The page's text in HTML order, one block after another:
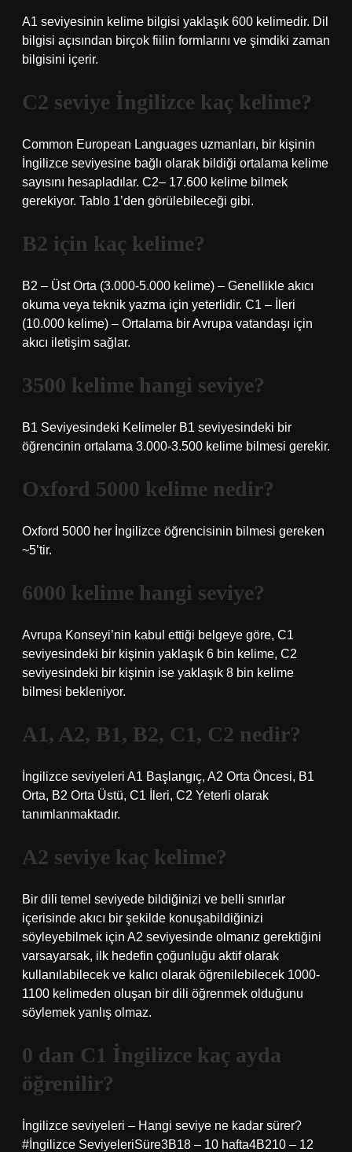
A1 seviyesinin kelime bilgisi yaklaşık 600 kelimedir. Dil
bilgisi açısından birçok fiilin formlarını ve şimdiki zaman
bilgisini içerir.
C2 seviye İngilizce kaç kelime?
Common European Languages ​​uzmanları, bir kişinin
İngilizce seviyesine bağlı olarak bildiği ortalama kelime
sayısını hesapladılar. C2– 17.600 kelime bilmek
gerekiyor. Tablo 1’den görülebileceği gibi.
B2 için kaç kelime?
B2 – Üst Orta (3.000-5.000 kelime) – Genellikle akıcı
okuma veya teknik yazma için yeterlidir. C1 – İleri
(10.000 kelime) – Ortalama bir Avrupa vatandaşı için
akıcı iletişim sağlar.
3500 kelime hangi seviye?
B1 Seviyesindeki Kelimeler B1 seviyesindeki bir
öğrencinin ortalama 3.000-3.500 kelime bilmesi gerekir.
Oxford 5000 kelime nedir?
Oxford 5000 her İngilizce öğrencisinin bilmesi gereken
~5’tir.
6000 kelime hangi seviye?
Avrupa Konseyi’nin kabul ettiği belgeye göre, C1
seviyesindeki bir kişinin yaklaşık 6 bin kelime, C2
seviyesindeki bir kişinin ise yaklaşık 8 bin kelime
bilmesi bekleniyor.
A1, A2, B1, B2, C1, C2 nedir?
İngilizce seviyeleri A1 Başlangıç, A2 Orta Öncesi, B1
Orta, B2 Orta Üstü, C1 İleri, C2 Yeterli olarak
tanımlanmaktadır.
A2 seviye kaç kelime?
Bir dili temel seviyede bildiğinizi ve belli sınırlar
içerisinde akıcı bir şekilde konuşabildiğinizi
söyleyebilmek için A2 seviyesinde olmanız gerektiğini
varsayarsak, ilk hedefin çoğunluğu aktif olarak
kullanılabilecek ve kalıcı olarak öğrenilebilecek 1000-
1100 kelimeden oluşan bir dili öğrenmek olduğunu
söylemek yanlış olmaz.
0 dan C1 İngilizce kaç ayda
öğrenilir?
İngilizce seviyeleri – Hangi seviye ne kadar sürer?
#İngilizce SeviyeleriSüre3B18 – 10 hafta4B210 – 12